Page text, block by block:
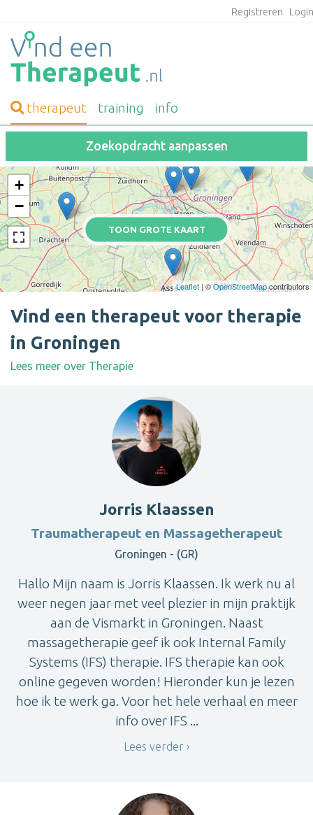
Registreren
therapeut training info
Zoekopdracht aanpassen
TOON GROTE KAART
+
−
Leaflet | ©OpenStreetMapcontributors
Vind een therapeut voor therapie
in Groningen
Lees meer over Therapie
Jorris Klaassen
Traumatherapeut en Massagetherapeut
Groningen - (GR)
Hallo Mijn naam is Jorris Klaassen. Ik werk nu al
weer negen jaar met veel plezier in mijn praktijk
aan de Vismarkt in Groningen. Naast
massagetherapie geef ik ook Internal Family
Systems (IFS) therapie. IFS therapie kan ook
online gegeven worden! Hieronder kun je lezen
hoe ik te werk ga. Voor het hele verhaal en meer
info over IFS ...
Lees verder